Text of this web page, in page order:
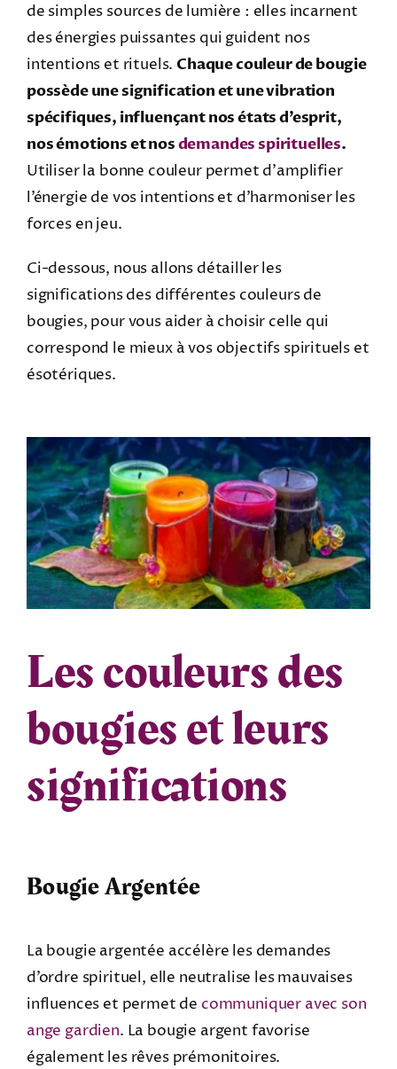
de simples sources de lumière : elles incarnent
des énergies puissantes qui guident nos
intentions et rituels. Chaque couleur de bougie
possède une signification et une vibration
spécifiques, influençant nos états d’esprit,
nos émotions et nosdemandes spirituelles.
Utiliser la bonne couleur permet d’amplifier
l’énergie de vos intentions et d’harmoniser les
forces en jeu.
Ci-dessous, nous allons détailler les
significations des différentes couleurs de
bougies, pour vous aider à choisir celle qui
correspond le mieux à vos objectifs spirituels et
ésotériques.
Les couleurs des
bougies et leurs
significations
Bougie Argentée
La bougie argentée accélère les demandes
d’ordre spirituel, elle neutralise les mauvaises
influences et permet de communiquer avec son
ange gardien. La bougie argent favorise
également les rêves prémonitoires.